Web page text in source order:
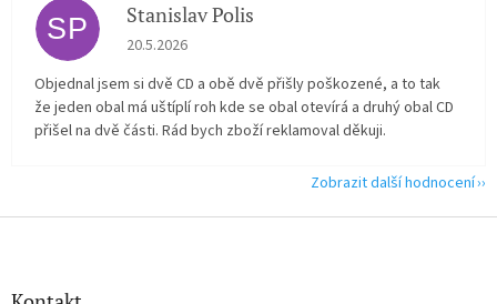
SP Stanislav Polis
Hodnocení obchodu je 2 z 5 hvězdiček.
20.5.2026
Objednal jsem si dvě CD a obě dvě přišly poškozené, a to tak
že jeden obal má uštíplí roh kde se obal otevírá a druhý obal CD
přišel na dvě části. Rád bych zboží reklamoval děkuji.
Zobrazit další hodnocení
Z